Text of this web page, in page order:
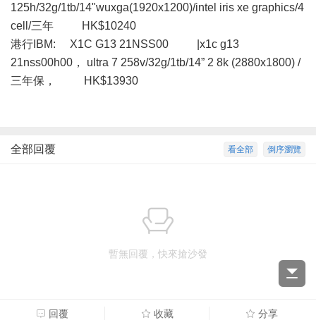
125h/32g/1tb/14"wuxga(1920x1200)/intel iris xe graphics/4
cell/三年 HK$10240
港行IBM: X1C G13 21NSS00 |x1c g13
21nss00h00， ultra 7 258v/32g/1tb/14” 2 8k (2880x1800) /
三年保， HK$13930
倒序瀏覽
看全部
全部回覆
暫無回覆，快來搶沙發
回覆 收藏 分享